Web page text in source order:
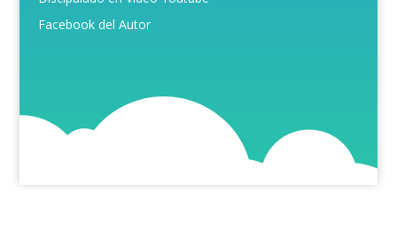
Facebook del Autor